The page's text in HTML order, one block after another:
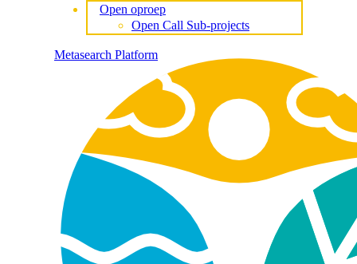
Open oproep
Open Call Sub-projects
Metasearch Platform